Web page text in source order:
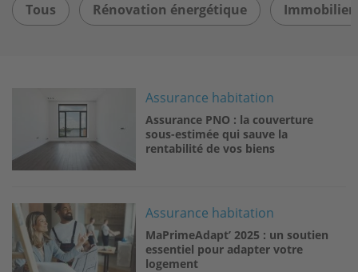
Tous Rénovation énergétique Immobilier
Image Assurance habitation
Assurance PNO : la couverture
sous-estimée qui sauve la
rentabilité de vos biens
Image Assurance habitation
MaPrimeAdapt’ 2025 : un soutien
essentiel pour adapter votre
logement